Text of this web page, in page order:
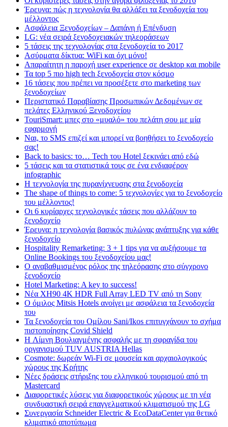
Έρευνα: πώς η τεχνολογία θα αλλάξει τα ξενοδοχεία του
μέλλοντος
Ασφάλεια Ξενοδοχείων – Δαπάνη ή Επένδυση
LG: νέα σειρά ξενοδοχειακών τηλεοράσεων
5 τάσεις της τεχνολογίας στα ξενοδοχεία το 2017
Ασύρματα δίκτυα: WiFi και όχι μόνο!
Απαραίτητη η παροχή user experience σε desktop και mobile
Τα top 5 πιο high tech ξενοδοχεία στον κόσμο
16 τάσεις που πρέπει να προσέξετε στο marketing των
ξενοδοχείων
Περιστατικό Παραβίασης Προσωπικών Δεδομένων σε
πελάτες Ελληνικού Ξενοδοχείου
TouriSmart: μπες στο «μυαλό» του πελάτη σου με μία
εφαρμογή
Ναι, το SMS επιζεί και μπορεί να βοηθήσει το ξενοδοχείο
σας!
Back to basics: το… Tech του Hotel ξεκινάει από εδώ
5 τάσεις και τα στατιστικά τους σε ένα ενδιαφέρον
infographic
Η τεχνολογία της πυρανίχνευσης στα ξενοδοχεία
The shape of things to come: 5 τεχνολογίες για το ξενοδοχείο
του μέλλοντος!
Οι 6 κυρίαρχες τεχνολογικές τάσεις που αλλάζουν το
ξενοδοχείο
Έρευνα: η τεχνολογία βασικός πυλώνας ανάπτυξης για κάθε
ξενοδοχείο
Hospitality Remarketing: 3 + 1 tips για να αυξήσουμε τα
Online Bookings του ξενοδοχείου μας!
Ο αναβαθμισμένος ρόλος της τηλεόρασης στο σύγχρονο
ξενοδοχείο
Hotel Marketing: A key to success!
Νέα XH90 4K HDR Full Array LED TV από τη Sony
Ο όμιλος Mitsis Hotels ανοίγει με ασφάλεια τα ξενοδοχεία
του
Τα ξενοδοχεία του Ομίλου Sani/Ikos επιτυγχάνουν το σχήμα
πιστοποίησης Covid Shield
H Λίμνη Βουλιαγμένης ασφαλής με τη σφραγίδα του
οργανισμού TUV AUSTRIA Hellas
Cosmote: δωρεάν Wi-Fi σε μουσεία και αρχαιολογικούς
χώρους της Κρήτης
Νέες δράσεις στήριξης του ελληνικού τουρισμού από τη
Mastercard
Διαφορετικές λύσεις για διαφορετικούς χώρους με τη νέα
συνδυαστική σειρά επαγγελματικού κλιματισμού της LG
Συνεργασία Schneider Electric & EcoDataCenter για θετικό
κλιματικό αποτύπωμα